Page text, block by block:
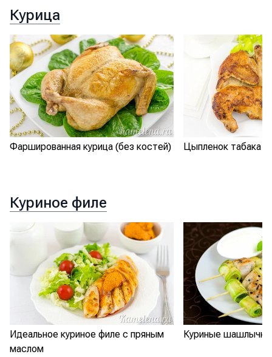
Курица
Фаршированная курица (без костей) Цыпленок табака
Куриное филе
Идеальное куриное филе с пряным
маслом
Куриные шашлычки